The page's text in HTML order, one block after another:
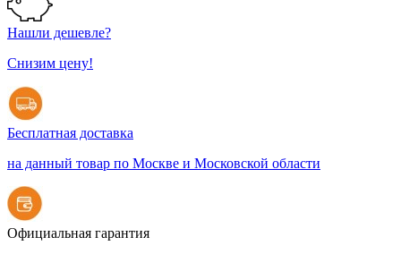
Нашли дешевле?
Снизим цену!
Бесплатная доставка
на данный товар по Москве и Московской области
Официальная гарантия